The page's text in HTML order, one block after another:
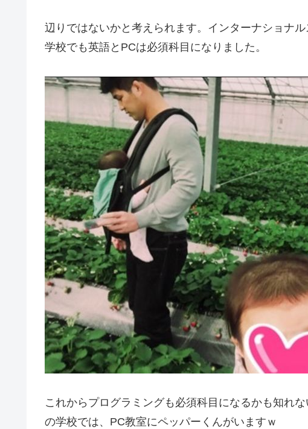
辺りではないかと考えられます。インターナショナ
学校でも英語とPCは必須科目になりました。
これからプログラミングも必須科目になるかも知れ
の学校では、PC教室にペッパーくんがいますｗ